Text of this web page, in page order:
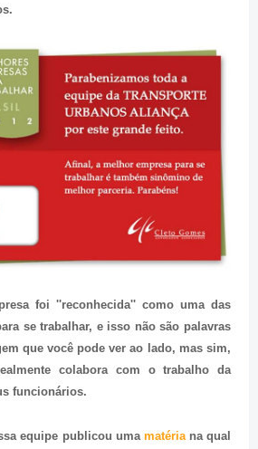
foi ''reconhecida'' como uma das
se trabalhar, e isso não são palavras
que você pode ver ao lado, mas sim,
colabora com o trabalho da
funcionários.
equipe publicou uma matériana qual